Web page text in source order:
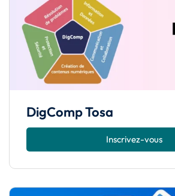
DigComp Tosa
Inscrivez-vous